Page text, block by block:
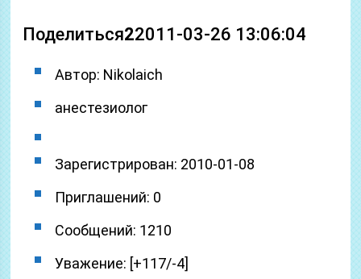
Поделиться22011-03-26 13:06:04
Автор: Nikolaich
анестезиолог
Зарегистрирован: 2010-01-08
Приглашений: 0
Сообщений: 1210
Уважение: [+117/-4]